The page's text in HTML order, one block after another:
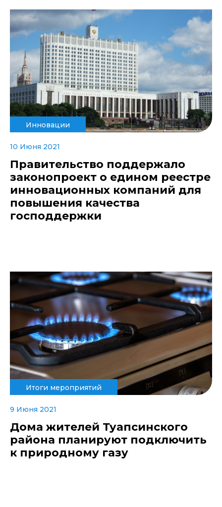
Инновации
10 Июня 2021
Правительство поддержало
законопроект о едином реестре
инновационных компаний для
повышения качества
господдержки
Итоги мероприятий
9 Июня 2021
Дома жителей Туапсинского
района планируют подключить
к природному газу